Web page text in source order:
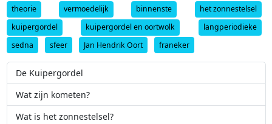
theorie
vermoedelijk binnenste
het zonnestelsel
kuipergordel
kuipergordel en oortwolk
langperiodieke
sedna
sfeer Jan Hendrik Oort franeker
De Kuipergordel
Wat zijn kometen?
Wat is het zonnestelsel?